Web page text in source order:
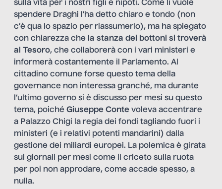
sulla vita per i nostri figli e nipoti. Come li vuole
spendere Draghi l’ha detto chiaro e tondo (non
c’è qua lo spazio per riassumerlo), ma ha spiegato
con chiarezza che la stanza dei bottoni si troverà
al Tesoro, che collaborerà con i vari ministeri e
informerà costantemente il Parlamento. Al
cittadino comune forse questo tema della
governance non interessa granché, ma durante
l’ultimo governo si è discusso per mesi su questo
tema, poiché Giuseppe Conte voleva accentrare
a Palazzo Chigi la regia dei fondi tagliando fuori i
ministeri (e i relativi potenti mandarini) dalla
gestione dei miliardi europei. La polemica è girata
sui giornali per mesi come il criceto sulla ruota
per poi non approdare, come accade spesso, a
nulla.